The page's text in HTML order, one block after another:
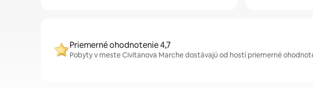
Priemerné ohodnotenie 4,7
Pobyty v meste Civitanova Marche dostávajú od hostí priemerné